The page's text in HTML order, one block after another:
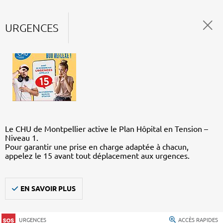
URGENCES
Le CHU de Montpellier active le Plan Hôpital en Tension –
Niveau 1.
Pour garantir une prise en charge adaptée à chacun,
appelez le 15 avant tout déplacement aux urgences.
EN SAVOIR PLUS
URGENCES ACCÈS RAPIDES